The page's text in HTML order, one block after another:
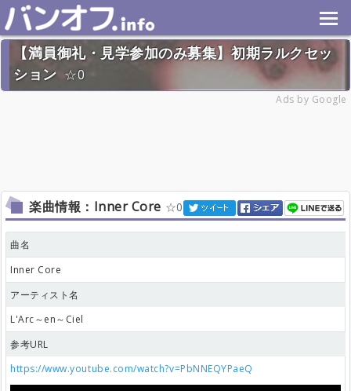
【満員御礼・見学参加のみ募集】初期ラルクセッ
ション
0
Ads by Google
楽曲情報：Inner Core 0
曲名
Inner Core
アーティスト名
L'Arc～en～Ciel
参考URL
https://www.youtube.com/watch?v=PbNNEQYPaeQ